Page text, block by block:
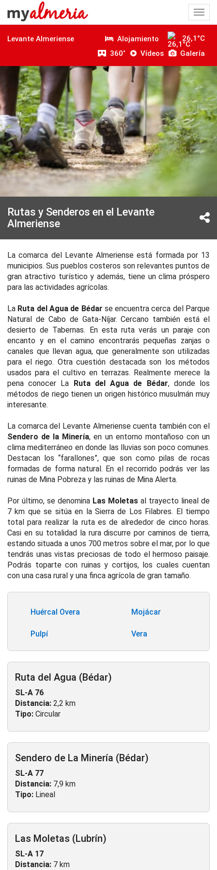
Levante Almeriense Alojamiento
26,1°C
360˚
Vídeos Galería
Rutas y Senderos en el Levante
Almeriense
La comarca del Levante Almeriense está formada por 13
municipios. Sus pueblos costeros son relevantes puntos de
gran atractivo turístico y además, tiene un clima próspero
para las actividades agrícolas.
La Ruta del Agua de Bédar se encuentra cerca del Parque
Natural de Cabo de Gata-Níjar. Cercano también está el
desierto de Tabernas. En esta ruta verás un paraje con
encanto y en el camino encontrarás pequeñas zanjas o
canales que llevan agua, que generalmente son utilizadas
para el riego. Otra cuestión destacada son los métodos
usados para el cultivo en terrazas. Realmente merece la
pena conocer La Ruta del Agua de Bédar, donde los
métodos de riego tienen un origen histórico musulmán muy
interesante.
La comarca del Levante Almeriense cuenta también con el
Sendero de la Minería, en un entorno montañoso con un
clima mediterráneo en donde las lluvias son poco comunes.
Destacan los “farallones”, que son como pilas de rocas
formadas de forma natural. En el recorrido podrás ver las
ruinas de Mina Pobreza y las ruinas de Mina Alerta.
Por último, se denomina Las Moletas al trayecto lineal de
7 km que se sitúa en la Sierra de Los Filabres. El tiempo
total para realizar la ruta es de alrededor de cinco horas.
Casi en su totalidad la rura discurre por caminos de tierra,
estando situada a unos 700 metros sobre el mar, por lo que
tendrás unas vistas preciosas de todo el hermoso paisaje.
Podrás toparte con ruinas y cortijos, los cuales cuentan
con una casa rural y una finca agrícola de gran tamaño.
Huércal Overa Mojácar
Pulpí Vera
Ruta del Agua (Bédar)
SL-A 76
Distancia: 2,2 km
Tipo: Circular
Sendero de La Minería (Bédar)
SL-A 77
Distancia: 7,9 km
Tipo: Lineal
Las Moletas (Lubrín)
SL-A 17
Distancia: 7 km